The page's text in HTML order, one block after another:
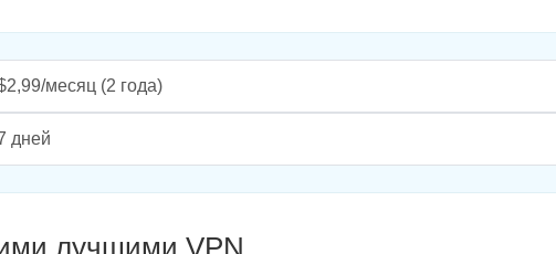
месяц (2 года)
дней
лучшими VPN